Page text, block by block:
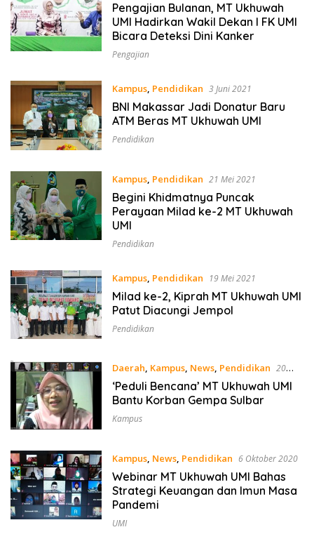
Pengajian Bulanan, MT Ukhuwah
UMI Hadirkan Wakil Dekan I FK UMI
Bicara Deteksi Dini Kanker
Pengajian
Kampus, Pendidikan 3 Juni 2021
BNI Makassar Jadi Donatur Baru
ATM Beras MT Ukhuwah UMI
Pendidikan
Kampus, Pendidikan 21 Mei 2021
Begini Khidmatnya Puncak
Perayaan Milad ke-2 MT Ukhuwah
UMI
Pendidikan
Kampus, Pendidikan 19 Mei 2021
Milad ke-2, Kiprah MT Ukhuwah UMI
Patut Diacungi Jempol
Pendidikan
Daerah, Kampus, News, Pendidikan 20
Januari 2021
‘Peduli Bencana’ MT Ukhuwah UMI
Bantu Korban Gempa Sulbar
Kampus
Kampus, News, Pendidikan 6 Oktober 2020
Webinar MT Ukhuwah UMI Bahas
Strategi Keuangan dan Imun Masa
Pandemi
UMI